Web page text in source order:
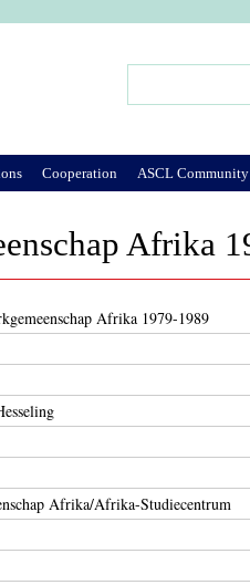
Afrika
Afrika 1979-1989
Afrika/Afrika-Studiecentrum
Cooperation ASCL Community